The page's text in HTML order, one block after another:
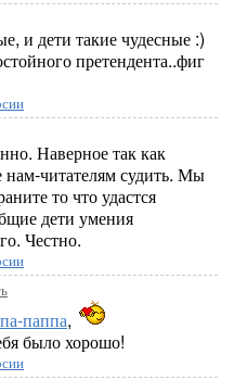
и дети такие чудесные :)
претендента..фиг
Наверное так как
нам-читателям судить. Мы
то что удастся
дети умения
Честно.
паппа,
было хорошо!